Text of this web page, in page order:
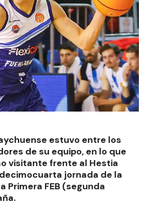
estuvo entre los
de su equipo, en lo que
visitante frente al Hestia
jornada de la
Primera FEB (segunda